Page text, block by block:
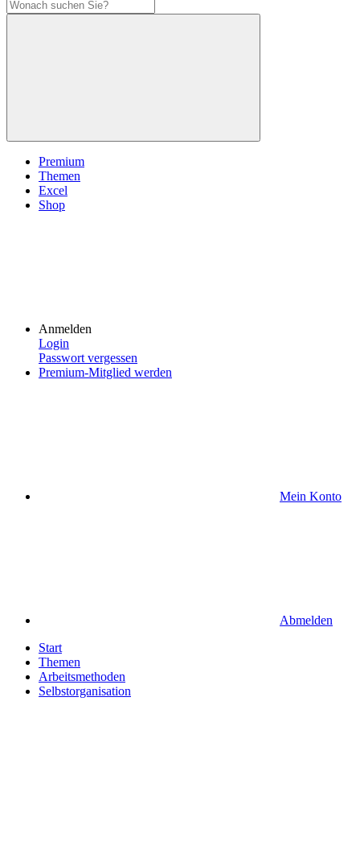
Premium
Themen
Excel
Shop
Anmelden
Login
Passwort vergessen
Premium-Mitglied werden
Mein Konto
Abmelden
Start
Themen
Arbeitsmethoden
Selbstorganisation